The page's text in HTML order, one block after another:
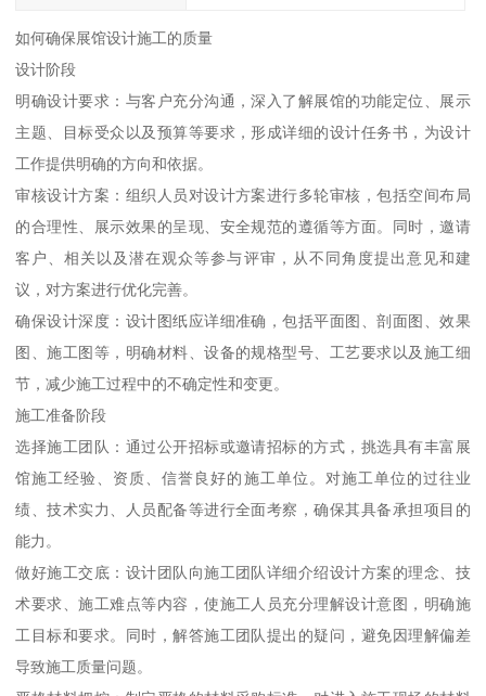
如何确保展馆设计施工的质量
设计阶段
明确设计要求：与客户充分沟通，深入了解展馆的功能定位、展示
主题、目标受众以及预算等要求，形成详细的设计任务书，为设计
工作提供明确的方向和依据。
审核设计方案：组织人员对设计方案进行多轮审核，包括空间布局
的合理性、展示效果的呈现、安全规范的遵循等方面。同时，邀请
客户、相关以及潜在观众等参与评审，从不同角度提出意见和建
议，对方案进行优化完善。
确保设计深度：设计图纸应详细准确，包括平面图、剖面图、效果
图、施工图等，明确材料、设备的规格型号、工艺要求以及施工细
节，减少施工过程中的不确定性和变更。
施工准备阶段
选择施工团队：通过公开招标或邀请招标的方式，挑选具有丰富展
馆施工经验、资质、信誉良好的施工单位。对施工单位的过往业
绩、技术实力、人员配备等进行全面考察，确保其具备承担项目的
能力。
做好施工交底：设计团队向施工团队详细介绍设计方案的理念、技
术要求、施工难点等内容，使施工人员充分理解设计意图，明确施
工目标和要求。同时，解答施工团队提出的疑问，避免因理解偏差
导致施工质量问题。